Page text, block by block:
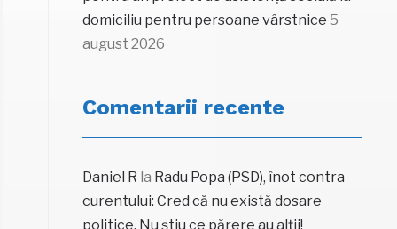
domiciliu pentru persoane vârstnice 5
august 2026
Comentarii recente
Daniel R la Radu Popa (PSD), înot contra
curentului: Cred că nu există dosare
politice. Nu știu ce părere au alții!